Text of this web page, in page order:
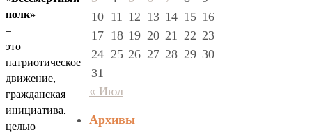
полк»
–
это
патриотическое
движение,
гражданская
инициатива,
целью
10 11 12 13 14 15 16
17 18 19 20 21 22 23
24 25 26 27 28 29 30
31
« Июл
Архивы